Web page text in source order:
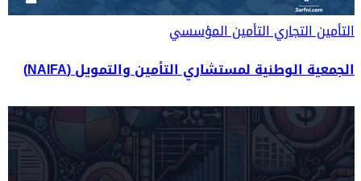
التأمين التجاريالتأمين المؤسسي
الجمعية الوطنية لمستشاري التأمين والتمويل (NAIFA)